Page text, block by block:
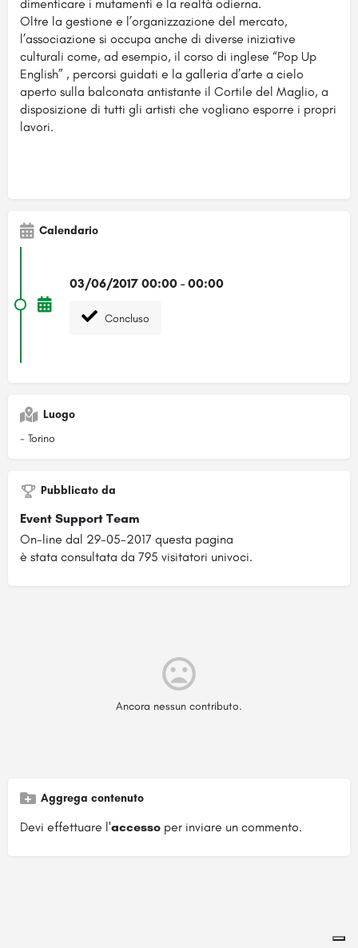
dimenticare i mutamenti e la realtà odierna.
Oltre la gestione e l’organizzazione del mercato,
l’associazione si occupa anche di diverse iniziative
culturali come, ad esempio, il corso di inglese “Pop Up
English” , percorsi guidati e la galleria d’arte a cielo
aperto sulla balconata antistante il Cortile del Maglio, a
disposizione di tutti gli artisti che vogliano esporre i propri
lavori.
Calendario
03/06/2017 00:00 - 00:00
Concluso
Luogo
- Torino
Pubblicato da
Event Support Team
On-line dal 29-05-2017 questa pagina
è stata consultata da 795 visitatori univoci.
Ancora nessun contributo.
Aggrega contenuto
Devi effettuare l'accesso per inviare un commento.